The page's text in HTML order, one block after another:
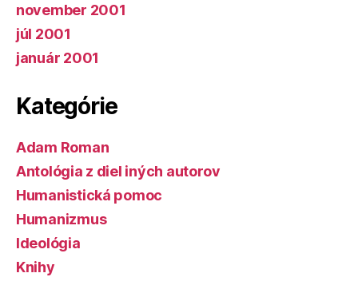
november 2001
júl 2001
január 2001
Kategórie
Adam Roman
Antológia z diel iných autorov
Humanistická pomoc
Humanizmus
Ideológia
Knihy